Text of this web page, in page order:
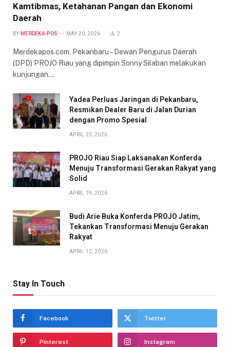
Kamtibmas, Ketahanan Pangan dan Ekonomi
Daerah
BY MERDEKA-POS MAY 20, 2026 2
Merdekapos.com, Pekanbaru – Dewan Pengurus Daerah
(DPD) PROJO Riau yang dipimpin Sonny Silaban melakukan
kunjungan…
Yadea Perluas Jaringan di Pekanbaru,
Resmikan Dealer Baru di Jalan Durian
dengan Promo Spesial
APRIL 23, 2026
PROJO Riau Siap Laksanakan Konferda
Menuju Transformasi Gerakan Rakyat yang
Solid
APRIL 19, 2026
Budi Arie Buka Konferda PROJO Jatim,
Tekankan Transformasi Menuju Gerakan
Rakyat
APRIL 12, 2026
Stay In Touch
Facebook Twitter
Pinterest Instagram